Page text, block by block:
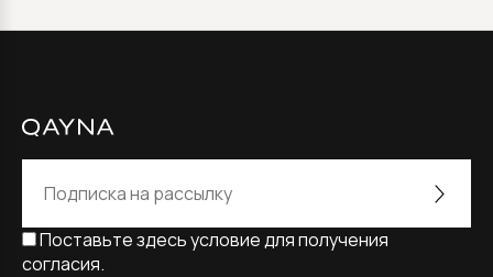
Поставьте здесь условие для получения
согласия.